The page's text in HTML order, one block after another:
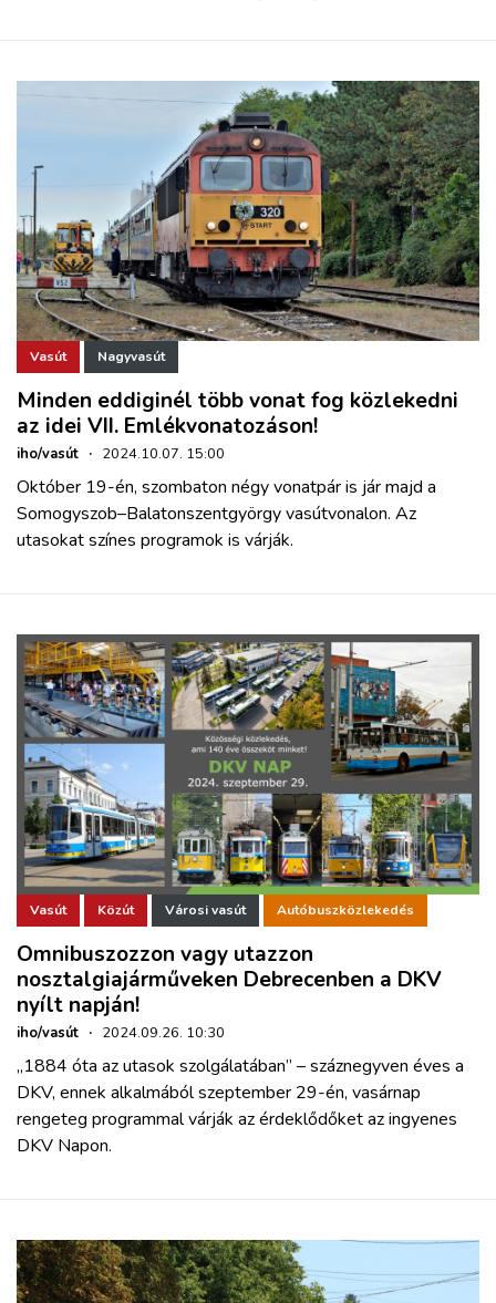
Vasút Nagyvasút
Minden eddiginél több vonat fog közlekedni
az idei VII. Emlékvonatozáson!
iho/vasút · 2024.10.07. 15:00
Október 19-én, szombaton négy vonatpár is jár majd a
Somogyszob–Balatonszentgyörgy vasútvonalon. Az
utasokat színes programok is várják.
Vasút Közút Városi vasút Autóbuszközlekedés
Omnibuszozzon vagy utazzon
nosztalgiajárműveken Debrecenben a DKV
nyílt napján!
iho/vasút · 2024.09.26. 10:30
„1884 óta az utasok szolgálatában” – száznegyven éves a
DKV, ennek alkalmából szeptember 29-én, vasárnap
rengeteg programmal várják az érdeklődőket az ingyenes
DKV Napon.